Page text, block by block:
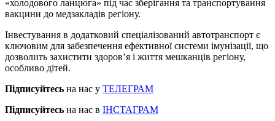
«холодового ланцюга» під час зберігання та транспортування
вакцини до медзакладів регіону.
Інвестування в додатковий спеціалізований автотранспорт є
ключовим для забезпечення ефективної системи імунізації, що
дозволить захистити здоров’я і життя мешканців регіону,
особливо дітей.
Підписуйтесь на нас у ТЕЛЕГРАМ
Підписуйтесь на нас в ІНСТАГРАМ